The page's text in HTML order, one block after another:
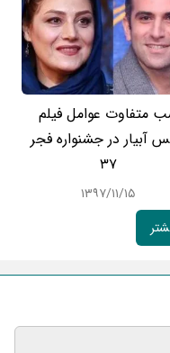
متفاوت عوامل فیلم
آبیار در جشنواره فجر
37
۱۳۹۷/۱۱/۱۵